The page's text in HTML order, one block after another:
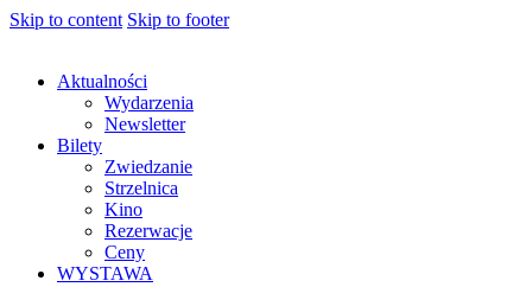
Skip to content Skip to footer
Aktualności
Wydarzenia
Newsletter
Bilety
Zwiedzanie
Strzelnica
Kino
Rezerwacje
Ceny
WYSTAWA